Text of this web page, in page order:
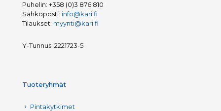
Puhelin: +358 (0)3 876 810
Sähköposti: info@kari.fi
Tilaukset: myynti@kari.fi
Y-Tunnus: 2221723-5
Tuoteryhmät
Pintakytkimet